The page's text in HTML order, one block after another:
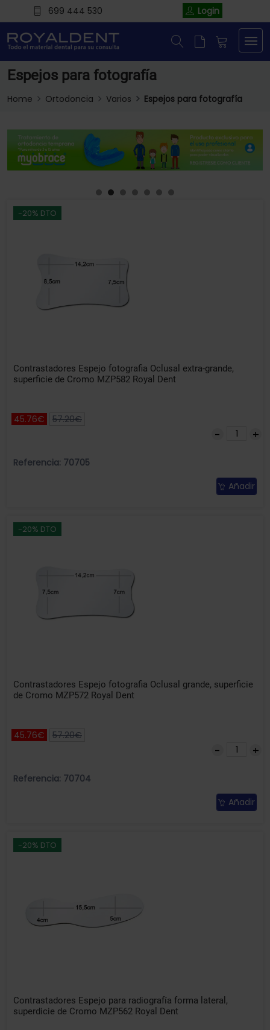
699 444 530 Login
Espejos para fotografía
Home Ortodoncia Varios Espejos para fotografía
-20% DTO
Contrastadores Espejo fotografia Oclusal extra-grande,
superficie de Cromo MZP582 Royal Dent
45.76€ 57.20€
Referencia: 70705
Añadir
-20% DTO
Contrastadores Espejo fotografia Oclusal grande, superficie
de Cromo MZP572 Royal Dent
45.76€ 57.20€
Referencia: 70704
Añadir
-20% DTO
Contrastadores Espejo para radiografía forma lateral,
superdicie de Cromo MZP562 Royal Dent